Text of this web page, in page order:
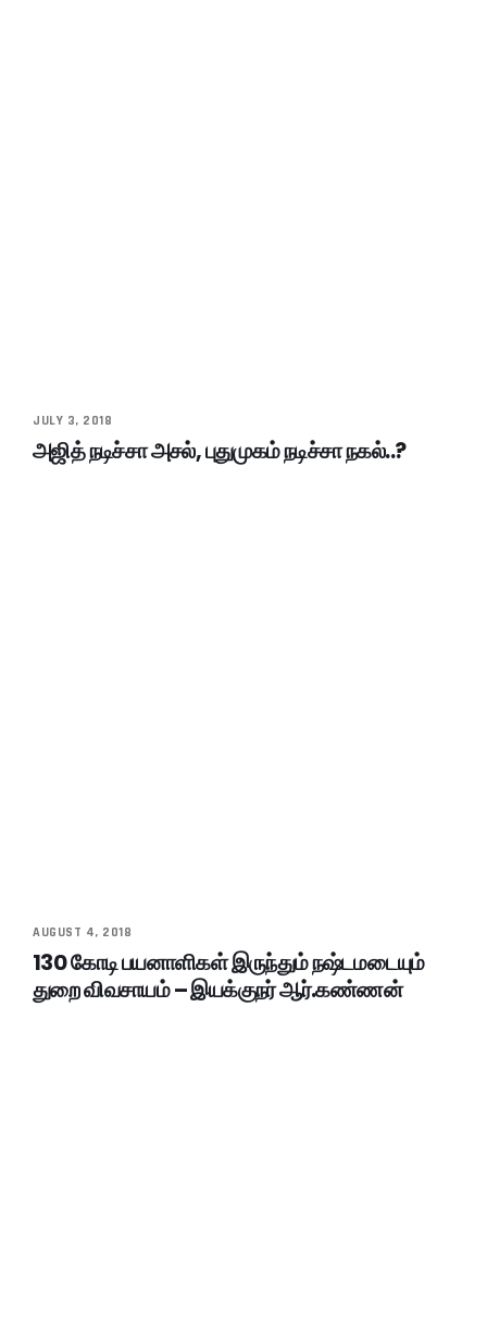
JULY 3, 2018
அஜித் நடிச்சா அசல், புதுமுகம் நடிச்சா நகல்..?
AUGUST 4, 2018
130 கோடி பயனாளிகள் இருந்தும் நஷ்டமடையும்
துறை விவசாயம் – இயக்குநர் ஆர்.கண்ணன்